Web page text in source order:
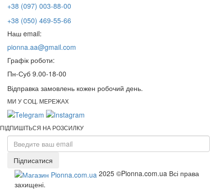
+38 (097) 003-88-00
+38 (050) 469-55-66
Наш email:
pionna.aa@gmail.com
Графік роботи:
Пн-Суб 9.00-18-00
Відправка замовлень кожен робочий день.
МИ У СОЦ. МЕРЕЖАХ
ПІДПИШІТЬСЯ НА РОЗСИЛКУ
Підписатися
2025 ©Pionna.com.ua Всі права
захищені.